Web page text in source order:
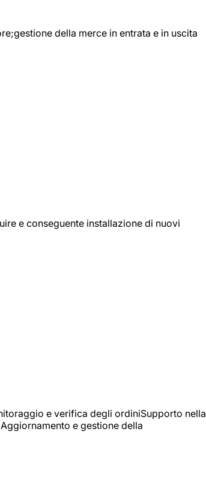
della merce in entrata e in uscita
e conseguente installazione di nuovi
e verifica degli ordiniSupporto nella
e gestione della